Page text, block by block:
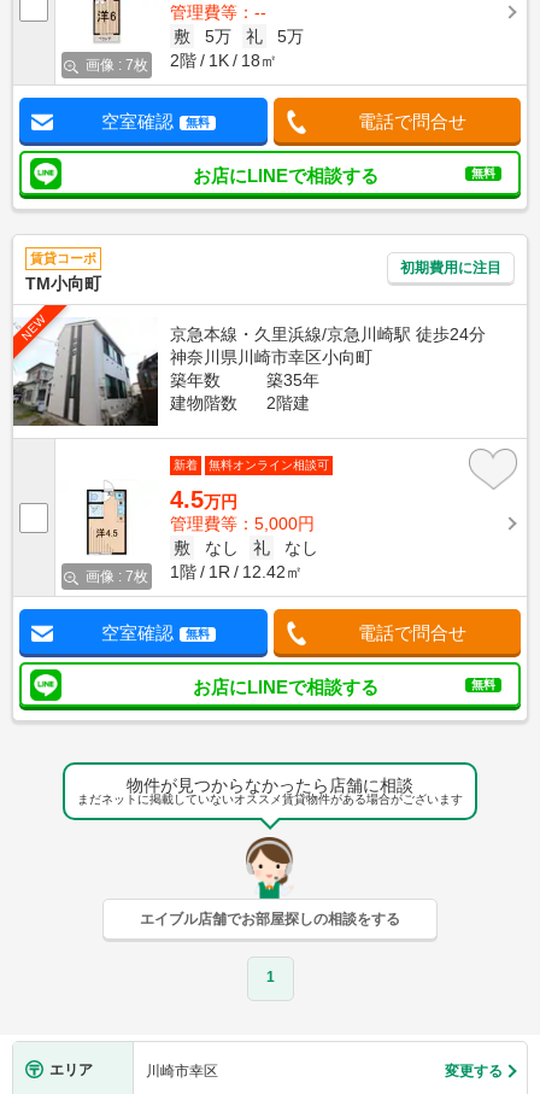
画像 : 7枚
管理費等：--
敷
5万 礼
5万
2階
1K 18㎡
空室確認 無料 電話で問合せ
お店にLINEで相談する 無料
賃貸コーポ
TM小向町
初期費用に注目
NEW
京急本線・久里浜線/京急川崎駅 徒歩24分
神奈川県川崎市幸区小向町
築年数
築35年
建物階数
2階建
画像 : 7枚
新着 無料オンライン相談可
4.5万円
管理費等：5,000円
敷
なし 礼
なし
1階
1R 12.42㎡
空室確認 無料 電話で問合せ
お店にLINEで相談する 無料
物件が見つからなかったら店舗に相談
まだネットに掲載していないオススメ賃貸物件がある場合がございます
エイブル店舗でお部屋探しの相談をする
1
エリア 川崎市幸区 変更する